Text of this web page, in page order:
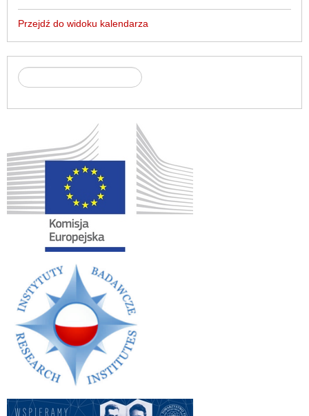
Przejdź do widoku kalendarza